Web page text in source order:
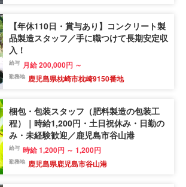
【年休110日・賞与あり】コンクリート製
品製造スタッフ／手に職つけて長期安定収
入！
給与 月給 200,000円 ～
勤務地 鹿児島県枕崎市枕崎9150番地
梱包・包装スタッフ（肥料製造の包装工
程）｜時給1,200円・土日祝休み・日勤の
み・未経験歓迎／鹿児島市谷山港
給与 時給 1,200円 ～ 1,200円
勤務地 鹿児島県鹿児島市谷山港